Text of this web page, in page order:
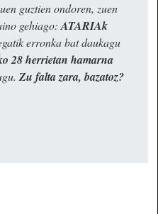
guztien ondoren, zuen
gehiago:ATARIAk
erronka bat daukagu
28 herrietan hamarna
Zu falta zara, bazatoz?